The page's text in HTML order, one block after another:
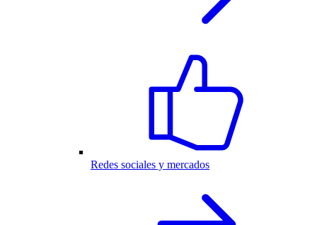
Redes sociales y mercados